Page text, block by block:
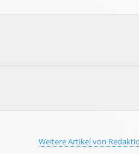
Weitere Artikel von